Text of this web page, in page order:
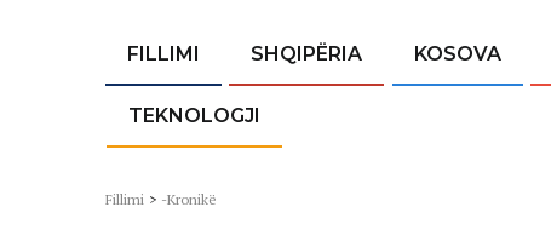
FILLIMI SHQIPËRIA KOSOVA
TEKNOLOGJI
Fillimi > -Kronikë